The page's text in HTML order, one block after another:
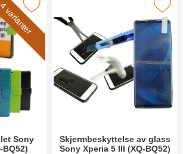
Sony
BQ52)
Xperia 5 III (XQ-BQ52) som favoritt
Skjermbeskyttelse av glass
Sony Xperia 5 III (XQ-BQ52)
Merk skjermbeskyttelse av glass Sony